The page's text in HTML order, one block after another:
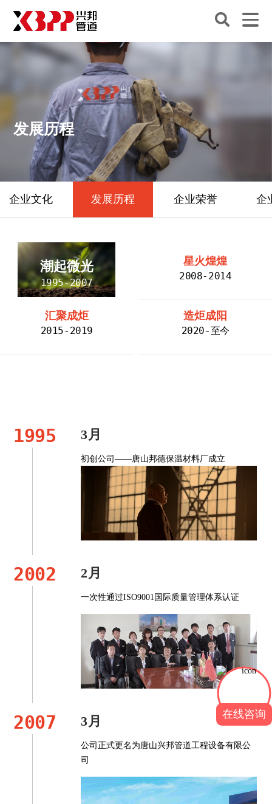
发展历程
企业文化 发展历程 企业荣誉 企
潮起微光
1995-2007
星火煌煌
2008-2014
汇聚成炬
2015-2019
造炬成阳
2020-至今
1995 3月
初创公司——唐山邦德保温材料厂成立
2002 2月
一次性通过ISO9001国际质量管理体系认证
2007 3月
公司正式更名为唐山兴邦管道工程设备有限公
司
在线咨询